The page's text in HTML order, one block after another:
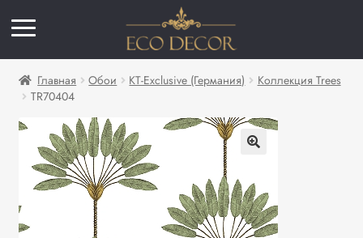
Главная Обои KT-Exclusive (Германия)
Коллекция Trees
TR70404